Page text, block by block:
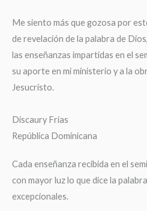
Me siento más que gozosa por
de revelación de la palabra de
las enseñanzas impartidas en el
su aporte en mi ministerio y a la
Jesucristo.
Discaury Frias
República Dominicana
Cada enseñanza recibida en el
con mayor luz lo que dice la
excepcionales.